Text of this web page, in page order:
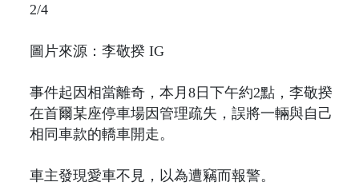
2/4
圖片來源：李敬揆 IG
事件起因相當離奇，本月8日下午約2點，李敬揆
在首爾某座停車場因管理疏失，誤將一輛與自己
相同車款的轎車開走。
車主發現愛車不見，以為遭竊而報警。